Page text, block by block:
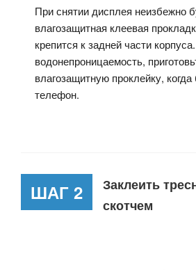
При снятии дисплея неизбежно
влагозащитная клеевая
крепится к задней части
водонепроницаемость,
влагозащитную проклейку,
телефон.
ШАГ 2
Заклеить
скотчем